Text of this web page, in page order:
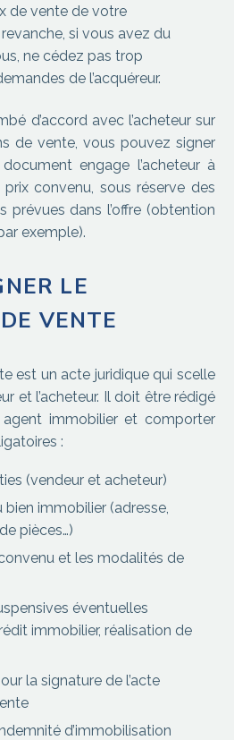
de vente de votre
si vous avez du
ne cédez pas trop
de l’acquéreur.
d’accord avec l’acheteur sur
de vente, vous pouvez signer
engage l’acheteur à
convenu, sous réserve des
prévues dans l’offre (obtention
exemple).
LE
VENTE
est un acte juridique qui scelle
et l’acheteur. Il doit être rédigé
immobilier et comporter
:
(vendeur et acheteur)
immobilier (adresse,
pièces…)
et les modalités de
éventuelles
immobilier, réalisation de
la signature de l’acte
d’immobilisation